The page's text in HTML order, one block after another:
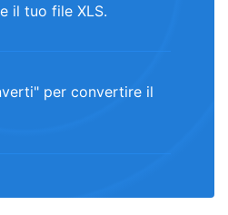
il tuo file XLS.
per convertire il